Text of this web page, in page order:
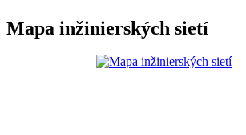
Mapa inžinierských sietí